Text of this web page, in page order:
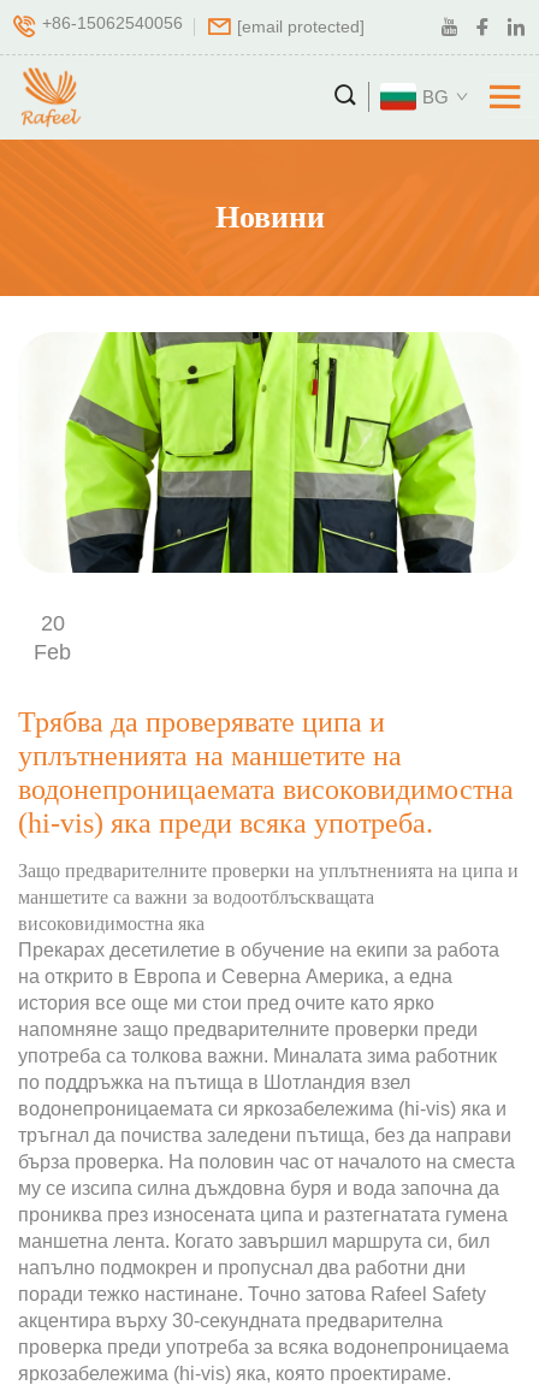
+86-15062540056 [email protected]
BG
Новини
20
Feb
Трябва да проверявате ципа и
уплътненията на маншетите на
водонепроницаемата високовидимостна
(hi-vis) яка преди всяка употреба.
Защо предварителните проверки на уплътненията на ципа и
маншетите са важни за водоотблъскващата
високовидимостна яка
Прекарах десетилетие в обучение на екипи за работа
на открито в Европа и Северна Америка, а една
история все още ми стои пред очите като ярко
напомняне защо предварителните проверки преди
употреба са толкова важни. Миналата зима работник
по поддръжка на пътища в Шотландия взел
водонепроницаемата си яркозабележима (hi-vis) яка и
тръгнал да почиства заледени пътища, без да направи
бърза проверка. На половин час от началото на сместа
му се изсипа силна дъждовна буря и вода започна да
прониква през износената ципа и разтегнатата гумена
маншетна лента. Когато завършил маршрута си, бил
напълно подмокрен и пропуснал два работни дни
поради тежко настинане. Точно затова Rafeel Safety
акцентира върху 30-секундната предварителна
проверка преди употреба за всяка водонепроницаема
яркозабележима (hi-vis) яка, която проектираме.